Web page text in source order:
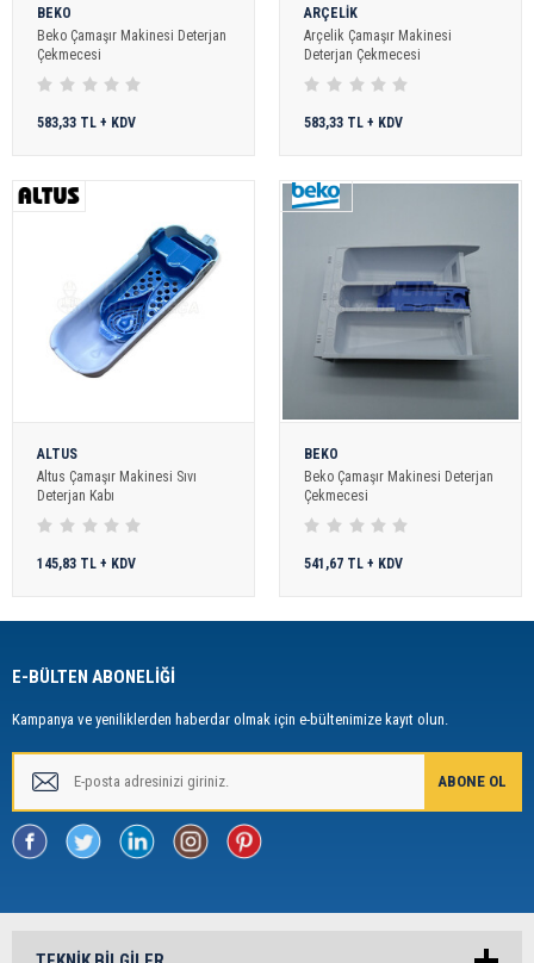
BEKO
Beko Çamaşır Makinesi Deterjan
Çekmecesi
583,33 TL + KDV
ARÇELİK
Arçelik Çamaşır Makinesi
Deterjan Çekmecesi
583,33 TL + KDV
ALTUS
Altus Çamaşır Makinesi Sıvı
Deterjan Kabı
145,83 TL + KDV
BEKO
Beko Çamaşır Makinesi Deterjan
Çekmecesi
541,67 TL + KDV
E-BÜLTEN ABONELİĞİ
Kampanya ve yeniliklerden haberdar olmak için e-bültenimize kayıt olun.